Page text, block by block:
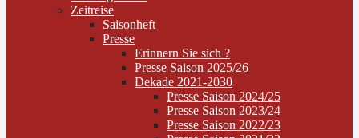
Zeitreise
Saisonheft
Presse
Erinnern Sie sich ?
Presse Saison 2025/26
Dekade 2021-2030
Presse Saison 2024/25
Presse Saison 2023/24
Presse Saison 2022/23